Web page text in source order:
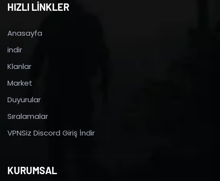
HIZLI LİNKLER
Anasayfa
indir
Klanlar
Market
Duyurular
Sıralamalar
VPNSiz Discord Giriş İndir
KURUMSAL